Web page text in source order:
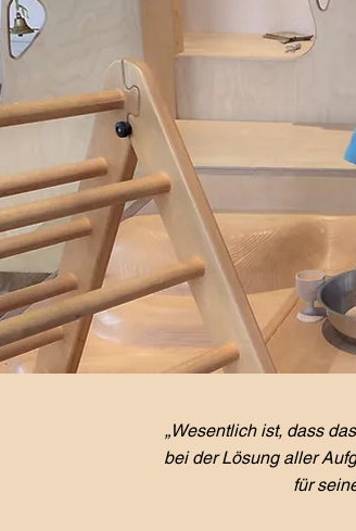
„Wesentlich ist, dass
bei der Lösung aller
für